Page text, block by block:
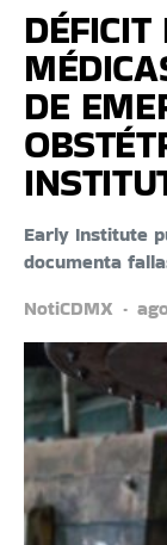
DE
Early Institute
documenta
NotiCDMX